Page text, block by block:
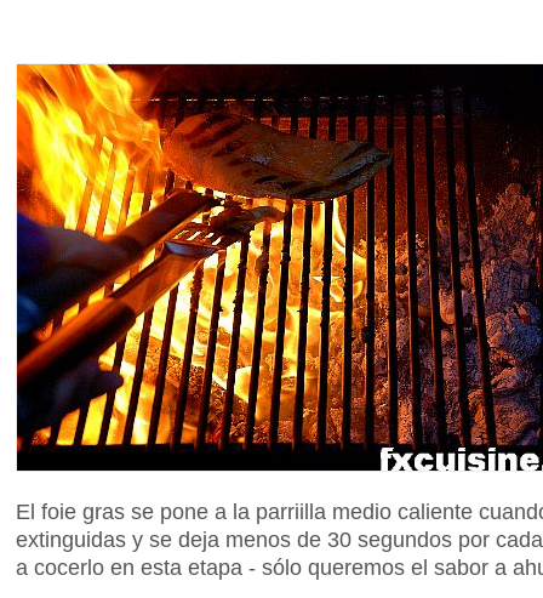
El foie gras se pone a la parriilla medio caliente
extinguidas y se deja menos de 30 segundos por
a cocerlo en esta etapa - sólo queremos el sabor a